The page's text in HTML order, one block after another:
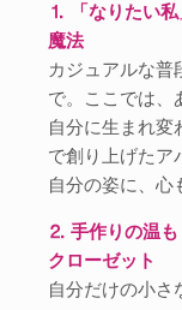
⒈ 「なりたい私
魔法
カジュアルな普
で。ここでは、
自分に生まれ変
で創り上げたア
自分の姿に、心
⒉ 手作りの温も
クローゼット
自分だけの小さ